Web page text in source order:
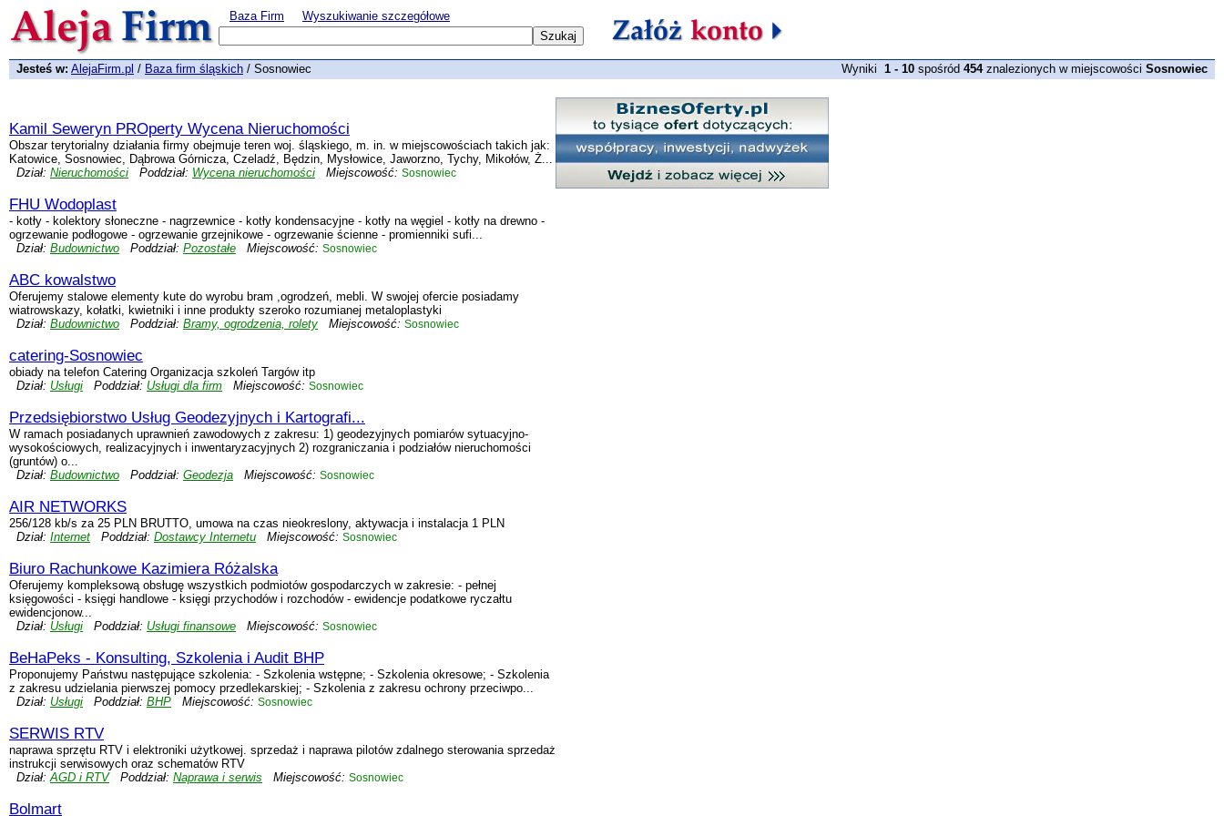
Baza Firm Wyszukiwanie szczegółowe
Jesteś w: AlejaFirm.pl / Baza firm śląskich / Sosnowiec Wyniki 1 - 10 spośród 454znalezionych w miejscowości Sosnowiec
Kamil Seweryn PROperty Wycena Nieruchomości
Obszar terytorialny działania firmy obejmuje teren woj. śląskiego, m. in. w miejscowościach takich jak:
Katowice, Sosnowiec, Dąbrowa Górnicza, Czeladź, Będzin, Mysłowice, Jaworzno, Tychy, Mikołów, Ż...
Dział: Nieruchomości Poddział: Wycena nieruchomości Miejscowość: Sosnowiec
FHU Wodoplast
- kotły - kolektory słoneczne - nagrzewnice - kotły kondensacyjne - kotły na węgiel - kotły na drewno -
ogrzewanie podłogowe - ogrzewanie grzejnikowe - ogrzewanie ścienne - promienniki sufi...
Dział: Budownictwo Poddział: Pozostałe Miejscowość: Sosnowiec
ABC kowalstwo
Oferujemy stalowe elementy kute do wyrobu bram ,ogrodzeń, mebli. W swojej ofercie posiadamy
wiatrowskazy, kołatki, kwietniki i inne produkty szeroko rozumianej metaloplastyki
Dział: Budownictwo Poddział: Bramy, ogrodzenia, rolety Miejscowość: Sosnowiec
catering-Sosnowiec
obiady na telefon Catering Organizacja szkoleń Targów itp
Dział: Usługi Poddział: Usługi dla firm Miejscowość: Sosnowiec
Przedsiębiorstwo Usług Geodezyjnych i Kartografi...
W ramach posiadanych uprawnień zawodowych z zakresu: 1) geodezyjnych pomiarów sytuacyjno-
wysokościowych, realizacyjnych i inwentaryzacyjnych 2) rozgraniczania i podziałów nieruchomości
(gruntów) o...
Dział: Budownictwo Poddział: Geodezja Miejscowość: Sosnowiec
AIR NETWORKS
256/128 kb/s za 25 PLN BRUTTO, umowa na czas nieokreslony, aktywacja i instalacja 1 PLN
Dział: Internet Poddział: Dostawcy Internetu Miejscowość: Sosnowiec
Biuro Rachunkowe Kazimiera Różalska
Oferujemy kompleksową obsługę wszystkich podmiotów gospodarczych w zakresie: - pełnej
księgowości - księgi handlowe - księgi przychodów i rozchodów - ewidencje podatkowe ryczałtu
ewidencjonow...
Dział: Usługi Poddział: Usługi finansowe Miejscowość: Sosnowiec
BeHaPeks - Konsulting, Szkolenia i Audit BHP
Proponujemy Państwu następujące szkolenia: - Szkolenia wstępne; - Szkolenia okresowe; - Szkolenia
z zakresu udzielania pierwszej pomocy przedlekarskiej; - Szkolenia z zakresu ochrony przeciwpo...
Dział: Usługi Poddział: BHP Miejscowość: Sosnowiec
SERWIS RTV
naprawa sprzętu RTV i elektroniki użytkowej. sprzedaż i naprawa pilotów zdalnego sterowania sprzedaż
instrukcji serwisowych oraz schematów RTV
Dział:AGD i RTVPoddział: Naprawa i serwis Miejscowość: Sosnowiec
Bolmart